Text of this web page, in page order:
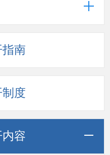
南
度
容